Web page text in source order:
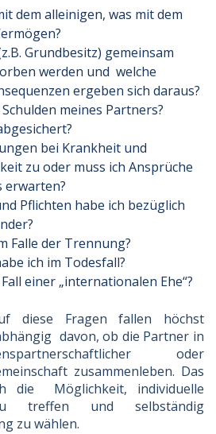
dem alleinigen, was mit dem
Grundbesitz) gemeinsam
werden und welche
ergeben sich daraus?
meines Partners?
bei Krankheit und
zu oder muss ich Ansprüche
erwarten?
Pflichten habe ich bezüglich
Falle der Trennung?
ich im Todesfall?
einer „internationalen Ehe“?
diese Fragen fallen höchst
davon, ob die Partner in
oder
zusammenleben. Das
die Möglichkeit, individuelle
treffen und selbständig
zu wählen.